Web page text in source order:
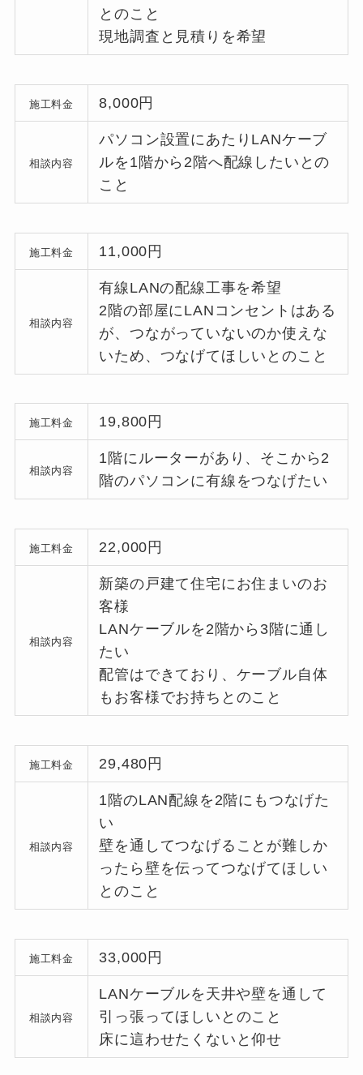
とのこと
現地調査と見積りを希望
施工料金 8,000円
相談内容
パソコン設置にあたりLANケーブ
ルを1階から2階へ配線したいとの
こと
施工料金 11,000円
相談内容
有線LANの配線工事を希望
2階の部屋にLANコンセントはある
が、つながっていないのか使えな
いため、つなげてほしいとのこと
施工料金 19,800円
相談内容
1階にルーターがあり、そこから2
階のパソコンに有線をつなげたい
施工料金 22,000円
相談内容
新築の戸建て住宅にお住まいのお
客様
LANケーブルを2階から3階に通し
たい
配管はできており、ケーブル自体
もお客様でお持ちとのこと
施工料金 29,480円
相談内容
1階のLAN配線を2階にもつなげた
い
壁を通してつなげることが難しか
ったら壁を伝ってつなげてほしい
とのこと
施工料金 33,000円
相談内容
LANケーブルを天井や壁を通して
引っ張ってほしいとのこと
床に這わせたくないと仰せ
0120-949-205